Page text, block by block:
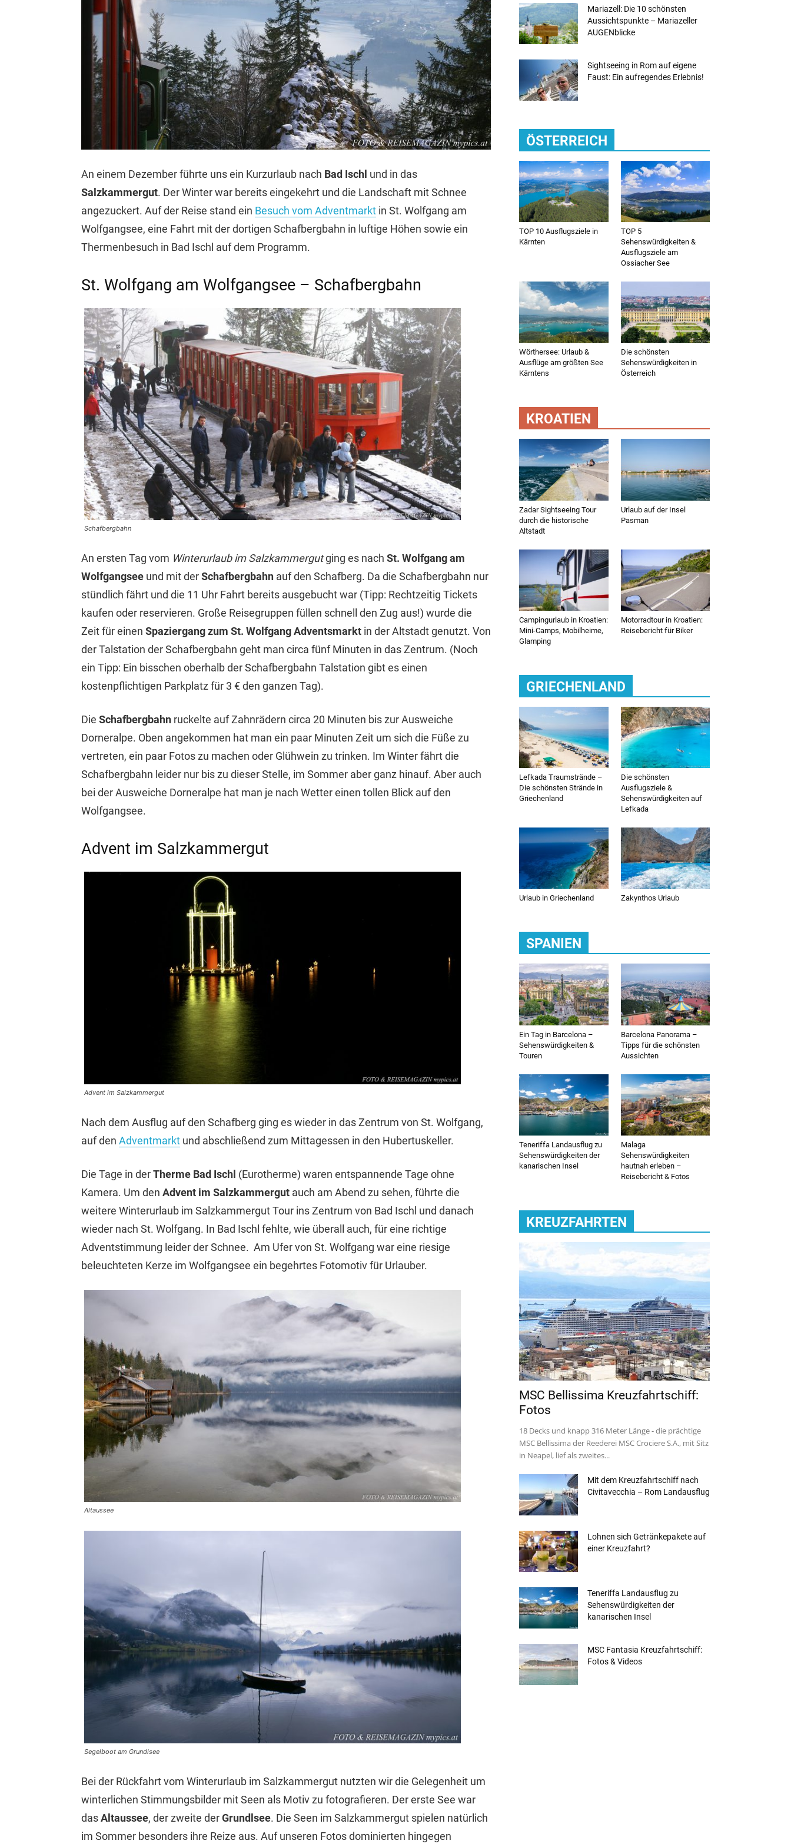
An einem Dezember führte uns ein Kurzurlaub nach Bad Ischl und in das
Salzkammergut. Der Winter war bereits eingekehrt und die Landschaft mit Schnee
angezuckert. Auf der Reise stand ein Besuch vom Adventmarkt in St. Wolfgang am
Wolfgangsee, eine Fahrt mit der dortigen Schafbergbahn in luftige Höhen sowie ein
Thermenbesuch in Bad Ischl auf dem Programm.
St. Wolfgang am Wolfgangsee – Schafbergbahn
Schafbergbahn
An ersten Tag vom Winterurlaub im Salzkammergutging es nach St. Wolfgang am
Wolfgangsee und mit derSchafbergbahn auf den Schafberg. Da die Schafbergbahn nur
stündlich fährt und die 11 Uhr Fahrt bereits ausgebucht war (Tipp: Rechtzeitig Tickets
kaufen oder reservieren. Große Reisegruppen füllen schnell den Zug aus!) wurde die
Zeit für einen Spaziergang zum St. Wolfgang Adventsmarkt in der Altstadt genutzt. Von
der Talstation der Schafbergbahn geht man circa fünf Minuten in das Zentrum. (Noch
ein Tipp: Ein bisschen oberhalb der Schafbergbahn Talstation gibt es einen
kostenpflichtigen Parkplatz für 3 € den ganzen Tag).
Die Schafbergbahn ruckelte auf Zahnrädern circa 20 Minuten bis zur Ausweiche
Dorneralpe. Oben angekommen hat man ein paar Minuten Zeit um sich die Füße zu
vertreten, ein paar Fotos zu machen oder Glühwein zu trinken. Im Winter fährt die
Schafbergbahn leider nur bis zu dieser Stelle, im Sommer aber ganz hinauf. Aber auch
bei der Ausweiche Dorneralpe hat man je nach Wetter einen tollen Blick auf den
Wolfgangsee.
Advent im Salzkammergut
Advent im Salzkammergut
Nach dem Ausflug auf den Schafberg ging es wieder in das Zentrum von St. Wolfgang,
auf den Adventmarkt und abschließend zum Mittagessen in den Hubertuskeller.
Die Tage in derTherme Bad Ischl (Eurotherme) waren entspannende Tage ohne
Kamera. Um den Advent im Salzkammergut auch am Abend zu sehen, führte die
weitere Winterurlaub im Salzkammergut Tour ins Zentrum von Bad Ischl und danach
wieder nach St. Wolfgang. In Bad Ischl fehlte, wie überall auch, für eine richtige
Adventstimmung leider der Schnee. Am Ufer von St. Wolfgang war eine riesige
beleuchteten Kerze im Wolfgangsee ein begehrtes Fotomotiv für Urlauber.
Altaussee
Segelboot am Grundlsee
Bei der Rückfahrt vom Winterurlaub im Salzkammergut nutzten wir die Gelegenheit um
winterlichen Stimmungsbilder mit Seen als Motiv zu fotografieren. Der erste See war
dasAltaussee, der zweite derGrundlsee. Die Seen im Salzkammergut spielen natürlich
im Sommer besonders ihre Reize aus. Auf unseren Fotos dominierten hingegen
Mariazell: Die 10 schönsten
Aussichtspunkte – Mariazeller
AUGENblicke
Sightseeing in Rom auf eigene
Faust: Ein aufregendes Erlebnis!
ÖSTERREICH
TOP 10 Ausflugsziele in
Kärnten
TOP 5
Sehenswürdigkeiten &
Ausflugsziele am
Ossiacher See
Wörthersee: Urlaub &
Ausflüge am größten See
Kärntens
Die schönsten
Sehenswürdigkeiten in
Österreich
KROATIEN
Zadar Sightseeing Tour
durch die historische
Altstadt
Urlaub auf der Insel
Pasman
Campingurlaub in Kroatien:
Mini-Camps, Mobilheime,
Glamping
Motorradtour in Kroatien:
Reisebericht für Biker
GRIECHENLAND
Lefkada Traumstrände –
Die schönsten Strände in
Griechenland
Die schönsten
Ausflugsziele &
Sehenswürdigkeiten auf
Lefkada
Urlaub in Griechenland Zakynthos Urlaub
SPANIEN
Ein Tag in Barcelona –
Sehenswürdigkeiten &
Touren
Barcelona Panorama –
Tipps für die schönsten
Aussichten
Teneriffa Landausflug zu
Sehenswürdigkeiten der
kanarischen Insel
Malaga
Sehenswürdigkeiten
hautnah erleben –
Reisebericht & Fotos
KREUZFAHRTEN
MSC Bellissima Kreuzfahrtschiff:
Fotos
18 Decks und knapp 316 Meter Länge - die prächtige
MSC Bellissima der Reederei MSC Crociere S.A., mit Sitz
in Neapel, lief als zweites...
Mit dem Kreuzfahrtschiff nach
Civitavecchia – Rom Landausflug
Lohnen sich Getränkepakete auf
einer Kreuzfahrt?
Teneriffa Landausflug zu
Sehenswürdigkeiten der
kanarischen Insel
MSC Fantasia Kreuzfahrtschiff:
Fotos & Videos